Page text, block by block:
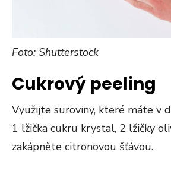
Foto: Shutterstock
Cukrový peeling
Využijte suroviny, které máte v
1 lžička cukru krystal, 2 lžičky
zakápněte citronovou šťávou.